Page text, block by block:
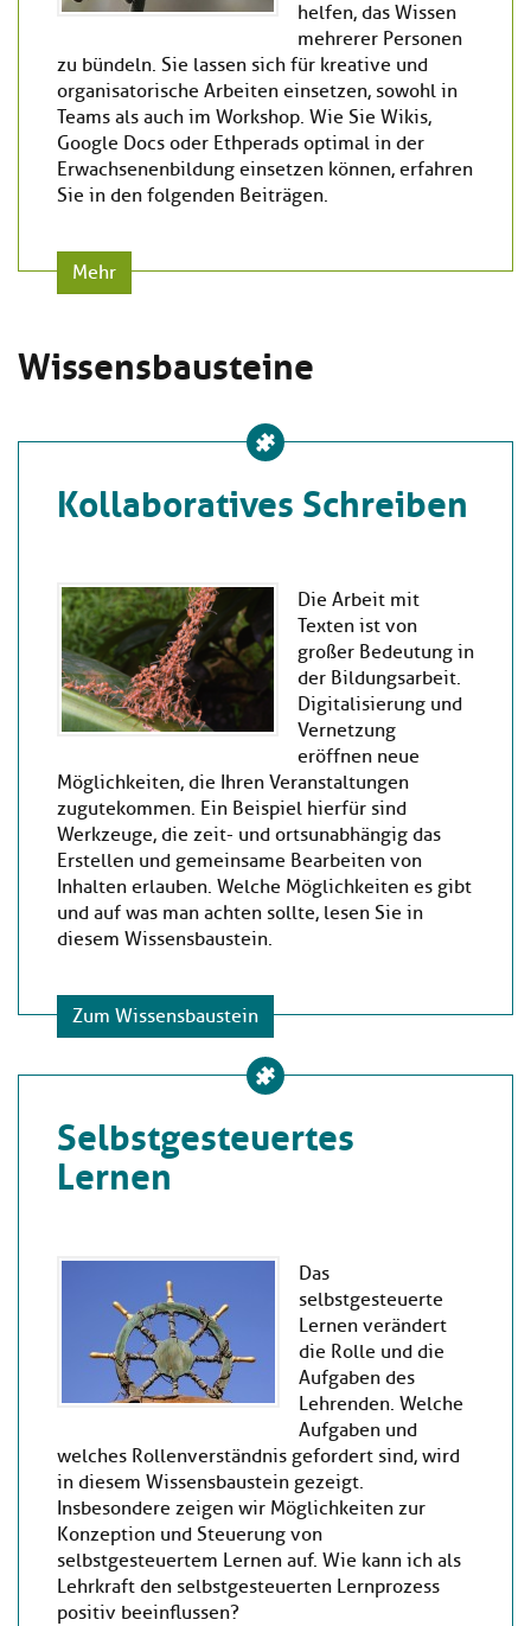
helfen, das Wissen
mehrerer Personen
zu bündeln. Sie lassen sich für kreative und
organisatorische Arbeiten einsetzen, sowohl in
Teams als auch im Workshop. Wie Sie Wikis,
Google Docs oder Ethperads optimal in der
Erwachsenenbildung einsetzen können, erfahren
Sie in den folgenden Beiträgen.
Mehr
Wissensbausteine
Kollaboratives Schreiben
Die Arbeit mit
Texten ist von
großer Bedeutung in
der Bildungsarbeit.
Digitalisierung und
Vernetzung
eröffnen neue
Möglichkeiten, die Ihren Veranstaltungen
zugutekommen. Ein Beispiel hierfür sind
Werkzeuge, die zeit- und ortsunabhängig das
Erstellen und gemeinsame Bearbeiten von
Inhalten erlauben. Welche Möglichkeiten es gibt
und auf was man achten sollte, lesen Sie in
diesem Wissensbaustein.
Zum Wissensbaustein
Selbstgesteuertes
Lernen
Das
selbstgesteuerte
Lernen verändert
die Rolle und die
Aufgaben des
Lehrenden. Welche
Aufgaben und
welches Rollenverständnis gefordert sind, wird
in diesem Wissensbaustein gezeigt.
Insbesondere zeigen wir Möglichkeiten zur
Konzeption und Steuerung von
selbstgesteuertem Lernen auf. Wie kann ich als
Lehrkraft den selbstgesteuerten Lernprozess
positiv beeinflussen?